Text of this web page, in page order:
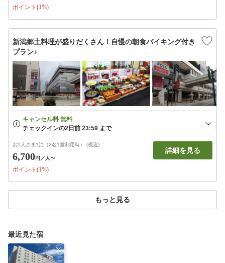
ポイント(1%)
新潟郷土料理が盛りだくさん！自慢の朝食バイキング付き
プラン♪
お1人さま1泊（2名1室利用時） (税込)
6,700円 ／人〜
ポイント(1%)
詳細を見る
もっと見る
最近見た宿